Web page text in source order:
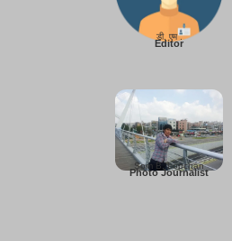
Editor
डी. एम .
Photo Journalist
Som B. Lopchan